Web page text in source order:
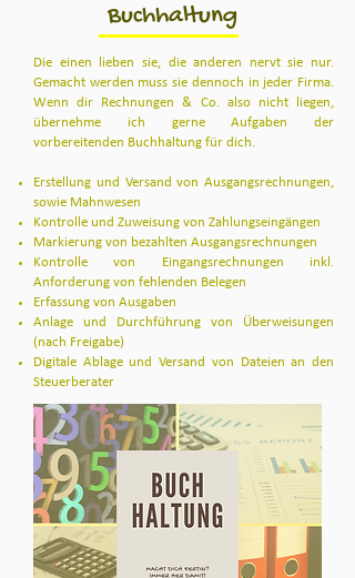
Buchhaltung
Die einen lieben sie, die anderen nervt sie nur.
Gemacht werden muss sie dennoch in jeder Firma.
Wenn dir Rechnungen & Co. also nicht liegen,
übernehme ich gerne Aufgaben der
vorbereitenden Buchhaltung für dich.
Erstellung und Versand von Ausgangsrechnungen,
sowie Mahnwesen
Kontrolle und Zuweisung von Zahlungseingängen
Markierung von bezahlten Ausgangsrechnungen
Kontrolle von Eingangsrechnungen inkl.
Anforderung von fehlenden Belegen
Erfassung von Ausgaben
Anlage und Durchführung von Überweisungen
(nach Freigabe)
Digitale Ablage und Versand von Dateien an den
Steuerberater